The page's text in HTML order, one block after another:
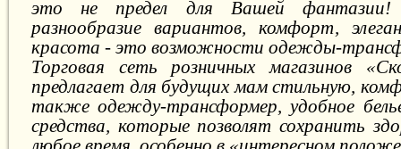
это не предел для Вашей фантазии!
разнообразие вариантов, комфорт,
красота - это возможности одежды-
Торговая сеть розничных магазинов
предлагает для будущих мам стильную,
также одежду-трансформер, удобное
средства, которые позволят сохранить